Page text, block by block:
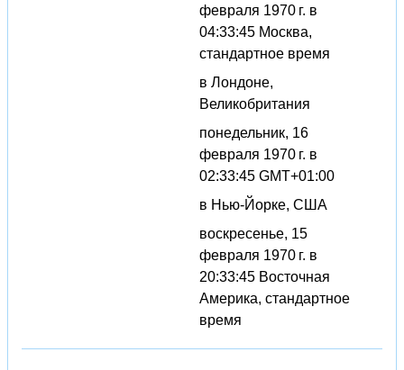
февраля 1970 г. в
04:33:45 Москва,
стандартное время
в Лондоне,
Великобритания
понедельник, 16
февраля 1970 г. в
02:33:45 GMT+01:00
в Нью-Йорке, США
воскресенье, 15
февраля 1970 г. в
20:33:45 Восточная
Америка, стандартное
время